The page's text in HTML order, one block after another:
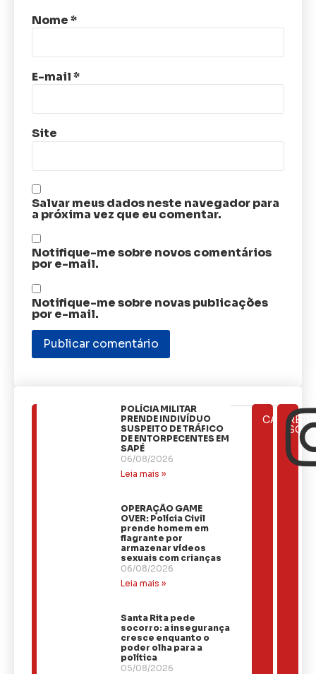
Nome*
E-mail*
Site
Salvar meus dados neste navegador para
a próxima vez que eu comentar.
Notifique-me sobre novos comentários
por e-mail.
Notifique-me sobre novas publicações
por e-mail.
​POLÍCIA MILITAR
PRENDE INDIVÍDUO
SUSPEITO DE TRÁFICO
DE ENTORPECENTES EM
SAPÉ
06/08/2026
Leia mais »
OPERAÇÃO GAME
OVER: Polícia Civil
prende homem em
flagrante por
armazenar vídeos
sexuais com crianças
06/08/2026
Leia mais »
Santa Rita pede
socorro: a insegurança
cresce enquanto o
poder olha para a
política
05/08/2026